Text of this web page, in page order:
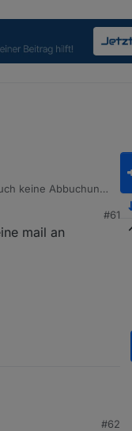
keine Abbuchung
#61
mail an
#62